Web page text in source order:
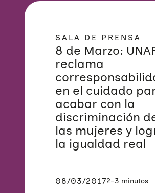
SALA DE PRENSA
8 de Marzo:
reclama
en el cuidado
acabar con la
discriminación
las mujeres y
la igualdad real
08/03/20172–3 minutos